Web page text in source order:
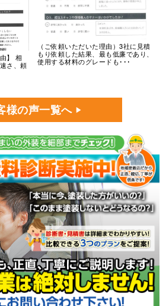
】 相
さ、頼
（ご依頼いただいた理由）3社に見積
もり依頼した結果、最も低廉であり、
使用する材料のグレードも･･･
様の声一覧へ